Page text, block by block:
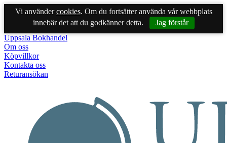
Vi användercookies. Om du fortsätter använda vår webbplats
innebär det att du godkänner detta.
Jag förstår
Uppsala Bokhandel
Om oss
Köpvillkor
Kontakta oss
Returansökan